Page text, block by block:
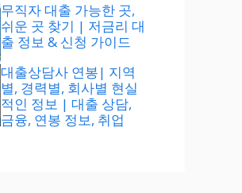
무직자 대출 가능한 곳,
쉬운 곳 찾기 | 저금리 대
출 정보 & 신청 가이드
대출상담사 연봉| 지역
별, 경력별, 회사별 현실
적인 정보 | 대출 상담,
금융, 연봉 정보, 취업